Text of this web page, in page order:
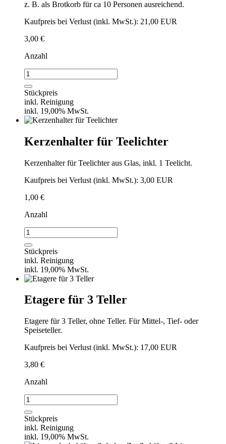
z. B. als Brotkorb für ca 10 Personen ausreichend.
Kaufpreis bei Verlust (inkl. MwSt.): 21,00 EUR
3,00 €
Anzahl
Flechtkorb
groß
Menge
Stückpreis
inkl. Reinigung
inkl. 19,00% MwSt.
Kerzenhalter für Teelichter
Kerzenhalter für Teelichter aus Glas, inkl. 1 Teelicht.
Kaufpreis bei Verlust (inkl. MwSt.): 3,00 EUR
1,00 €
Anzahl
Kerzenhalter
für
Teelichter
Menge
Stückpreis
inkl. Reinigung
inkl. 19,00% MwSt.
Etagere für 3 Teller
Etagere für 3 Teller, ohne Teller. Für Mittel-, Tief- oder
Speiseteller.
Kaufpreis bei Verlust (inkl. MwSt.): 17,00 EUR
3,80 €
Anzahl
Etagere
für
3
Teller
Menge
Stückpreis
inkl. Reinigung
inkl. 19,00% MwSt.